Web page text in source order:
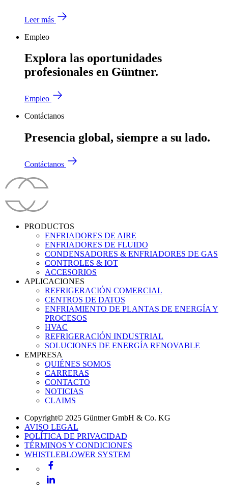
Leer más
Empleo
Explora las oportunidades
profesionales en Güntner.
Empleo
Contáctanos
Presencia global, siempre a su lado.
Contáctanos
PRODUCTOS
ENFRIADORES DE AIRE
ENFRIADORES DE FLUIDO
CONDENSADORES & ENFRIADORES DE GAS
CONTROLES & IOT
ACCESORIOS
APLICACIONES
REFRIGERACIÓN COMERCIAL
CENTROS DE DATOS
ENFRIAMIENTO DE PLANTAS DE ENERGÍA Y
PROCESOS
HVAC
REFRIGERACIÓN INDUSTRIAL
SOLUCIONES DE ENERGÍA RENOVABLE
EMPRESA
QUIÉNES SOMOS
CARRERAS
CONTACTO
NOTICIAS
CLAIMS
Copyright© 2025 Güntner GmbH & Co. KG
AVISO LEGAL
POLÍTICA DE PRIVACIDAD
TÉRMINOS Y CONDICIONES
WHISTLEBLOWER SYSTEM